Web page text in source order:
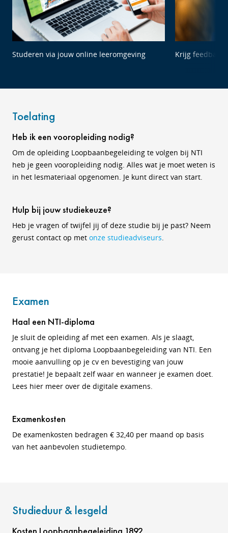
Studeren via jouw online leeromgeving Krijg feedback
Toelating
Heb ik een vooropleiding nodig?
Om de opleiding Loopbaanbegeleiding te volgen bij NTI
heb je geen vooropleiding nodig. Alles wat je moet weten is
in het lesmateriaal opgenomen. Je kunt direct van start.
Hulp bij jouw studiekeuze?
Heb je vragen of twijfel jij of deze studie bij je past? Neem
gerust contact op met onze studieadviseurs.
Examen
Haal een NTI-diploma
Je sluit de opleiding af met een examen. Als je slaagt,
ontvang je het diploma Loopbaanbegeleiding van NTI. Een
mooie aanvulling op je cv en bevestiging van jouw
prestatie! Je bepaalt zelf waar en wanneer je examen doet.
Lees hier meer over de digitale examens.
Examenkosten
De examenkosten bedragen € 32,40 per maand op basis
van het aanbevolen studietempo.
Studieduur & lesgeld